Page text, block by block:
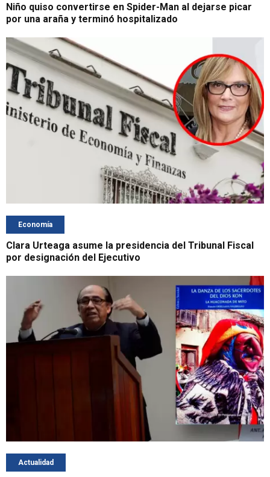
Niño quiso convertirse en Spider-Man al dejarse picar
por una araña y terminó hospitalizado
Economía
Clara Urteaga asume la presidencia del Tribunal Fiscal
por designación del Ejecutivo
Actualidad